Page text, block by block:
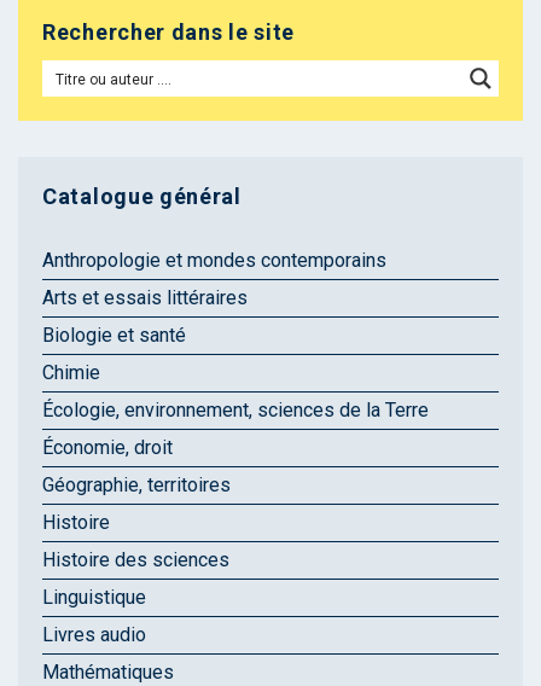
Rechercher dans le site
Catalogue général
Anthropologie et mondes contemporains
Arts et essais littéraires
Biologie et santé
Chimie
Écologie, environnement, sciences de la Terre
Économie, droit
Géographie, territoires
Histoire
Histoire des sciences
Linguistique
Livres audio
Mathématiques